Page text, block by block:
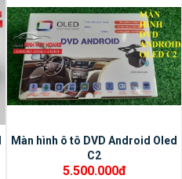
Màn hình ô tô DVD Android Oled
C2
5.500.000đ